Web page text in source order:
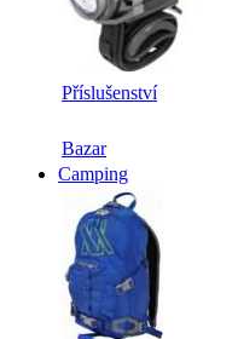
Příslušenství
Bazar
Camping